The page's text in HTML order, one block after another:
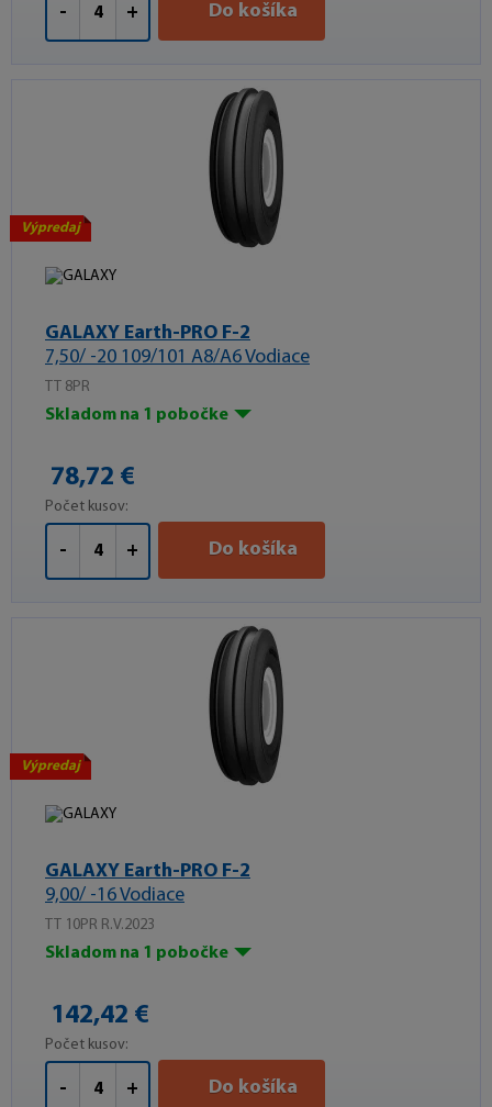
- + Do košíka
Výpredaj
GALAXY Earth-PRO F-2
7,50/ -20 109/101 A8/A6 Vodiace
TT 8PR
Skladom na 1 pobočke
78,72 €
Počet kusov:
- + Do košíka
Výpredaj
GALAXY Earth-PRO F-2
9,00/ -16 Vodiace
TT 10PR R.V.2023
Skladom na 1 pobočke
142,42 €
Počet kusov:
- + Do košíka